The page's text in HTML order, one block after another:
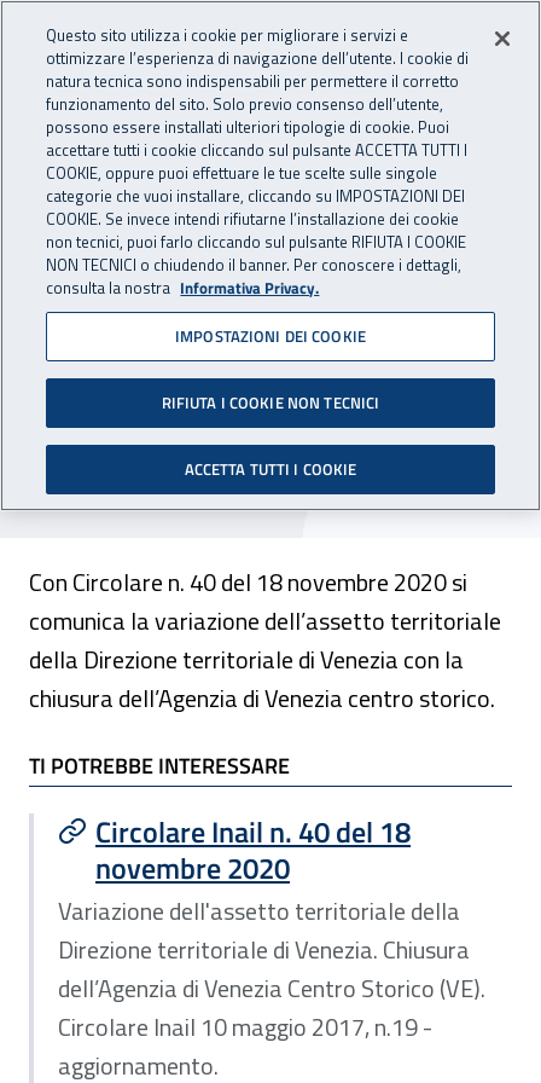
INAIL - Istituto Nazionale
Apri cerca
Navigazione principale
Navigazione - Ti trovi in:
Home Inail comunica Avvisi
Dr Veneto: chiusura
dell’Agenzia di Venezia
centro storico
Dal 1° gennaio 2020 è prevista la chiusura
dell’Agenzia di Venezia centro storico, ubicata in
via Santa Croce n. 706
Con Circolare n. 40 del 18 novembre 2020 si
comunica la variazione dell’assetto territoriale
della Direzione territoriale di Venezia con la
chiusura dell’Agenzia di Venezia centro storico.
TI POTREBBE INTERESSARE
TI POTREBBE INTERESSARE
Circolare Inail n. 40 del 18
novembre 2020
Variazione dell'assetto territoriale della
Direzione territoriale di Venezia. Chiusura
dell’Agenzia di Venezia Centro Storico (VE).
Circolare Inail 10 maggio 2017, n.19 -
aggiornamento.
Questo sito utilizza i cookie per migliorare i servizi e
ottimizzare l’esperienza di navigazione dell’utente. I cookie di
natura tecnica sono indispensabili per permettere il corretto
funzionamento del sito. Solo previo consenso dell’utente,
possono essere installati ulteriori tipologie di cookie. Puoi
accettare tutti i cookie cliccando sul pulsante ACCETTA TUTTI I
COOKIE, oppure puoi effettuare le tue scelte sulle singole
categorie che vuoi installare, cliccando su IMPOSTAZIONI DEI
COOKIE. Se invece intendi rifiutarne l’installazione dei cookie
non tecnici, puoi farlo cliccando sul pulsante RIFIUTA I COOKIE
NON TECNICI o chiudendo il banner. Per conoscere i dettagli,
consulta la nostra Informativa Privacy.
IMPOSTAZIONI DEI COOKIE
RIFIUTA I COOKIE NON TECNICI
ACCETTA TUTTI I COOKIE